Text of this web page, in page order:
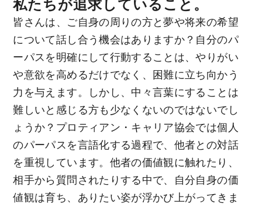
私たちが追求していること。
皆さんは、ご自身の周りの方と夢や将来の希望
について話し合う機会はありますか？自分のパ
ーパスを明確にして行動することは、やりがい
や意欲を高めるだけでなく、困難に立ち向かう
力を与えます。しかし、中々言葉にすることは
難しいと感じる方も少なくないのではないでし
ょうか？プロティアン・キャリア協会では個人
のパーパスを言語化する過程で、他者との対話
を重視しています。他者の価値観に触れたり、
相手から質問されたりする中で、自分自身の価
値観は育ち、ありたい姿が浮かび上がってきま